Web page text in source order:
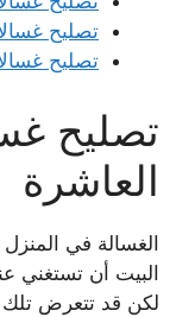
تصليح
تصليح
تصليح
العاشرة
الغسالة في
البيت أن تستغني
لكن قد تتعرض تلك